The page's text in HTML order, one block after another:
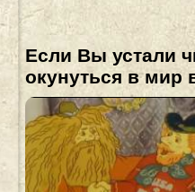
Если Вы устали
окунуться в мир